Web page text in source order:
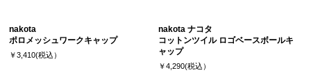
nakota
ポロメッシュワークキャップ
￥3,410(税込）
nakota ナコタ
コットンツイル ロゴベースボールキ
ャップ
￥4,290(税込）